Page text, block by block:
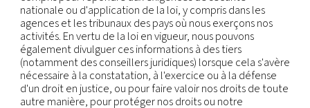
Destinataires des
caractère personnel
Au sein de notre société :certaines fonctions
commerciales nécessitent d'accéder à vos